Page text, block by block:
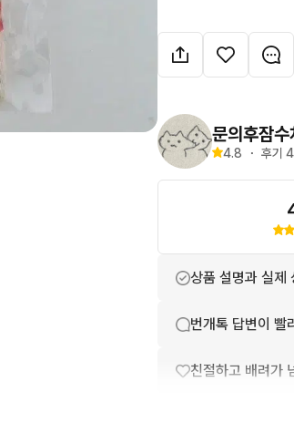
문의후잠
4.8 ・ 후기
상품 설명과 실제
번개톡 답변이 빨
친절하고 배려가